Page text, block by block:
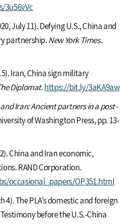
3u56vVc
July 11). Defying U.S., China and
partnership.New York Times.
Iran, China sign military
Diplomat.https://bit.ly/3aKA9aw
Iran: Ancient partners in a post-
of Washington Press, pp. 13-
China and Iran economic,
RAND Corporation.
occasional_papers/OP351.html
4). The PLA’s domestic and foreign
before the U.S.-China